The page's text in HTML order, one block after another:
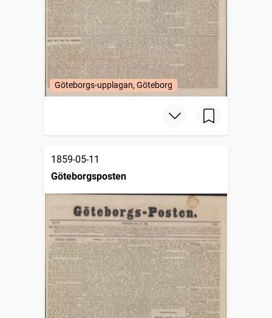
Göteborgs-upplagan, Göteborg
1859-05-11
Göteborgsposten